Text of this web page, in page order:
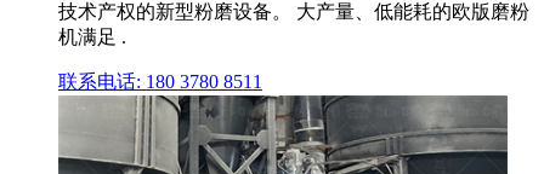
技术产权的新型粉磨设备。 大产量、低能耗的欧版磨粉
机满足 .
联系电话: 180 3780 8511